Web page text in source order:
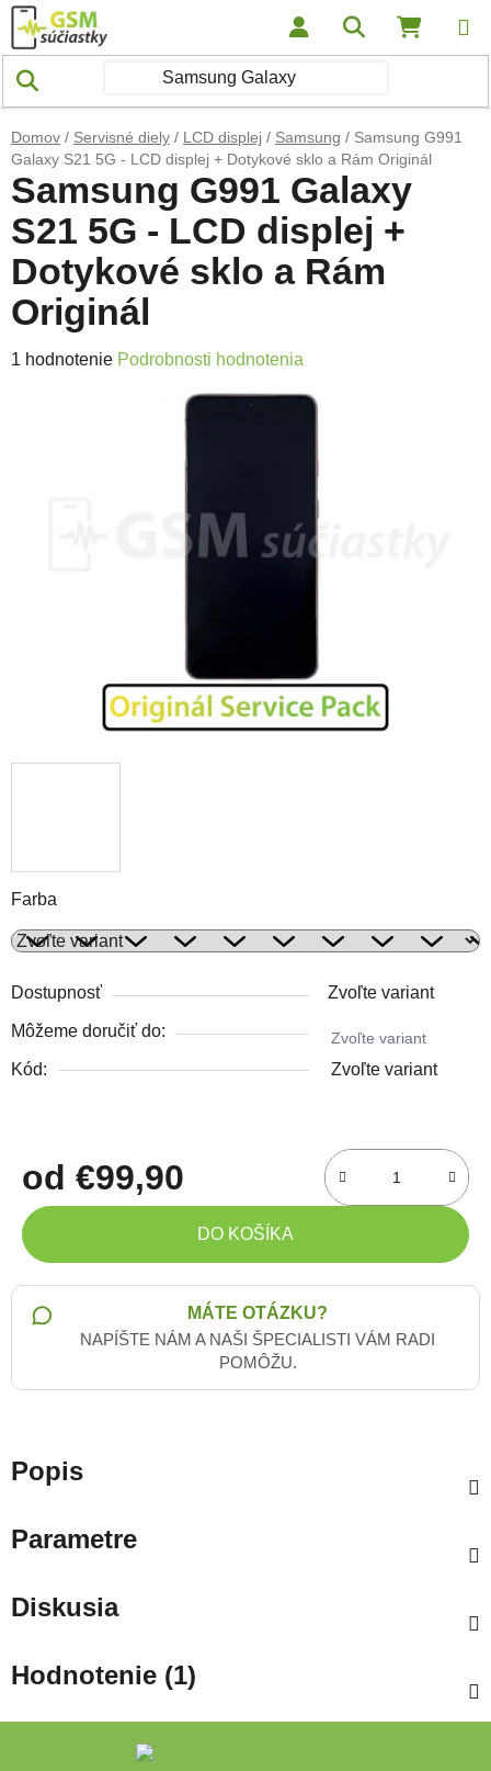
Prejsť na obsah Hľadať
Domov / Servisné diely / LCD displej / Samsung / Samsung G991
Galaxy S21 5G - LCD displej + Dotykové sklo a Rám Originál
Farba
Dostupnosť Zvoľte variant
Môžeme doručiť do: Zvoľte variant
Kód: Zvoľte variant
od €99,90
Jednotková cena:
DO KOŠÍKA
MÁTE OTÁZKU?
NAPÍŠTE NÁM A NAŠI ŠPECIALISTI VÁM RADI
POMÔŽU.
Samsung G991 Galaxy
S21 5G - LCD displej +
Dotykové sklo a Rám
Originál
Priemerné hodnotenie produktu je 5,0 z 5 hviezdičiek.
1 hodnotenie Podrobnosti hodnotenia
Popis
Parametre
Diskusia
Hodnotenie (1)